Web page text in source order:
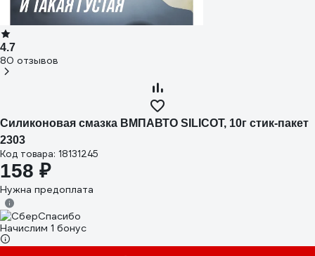
4.7
80 отзывов
Силиконовая смазка ВМПАВТО SILICOT, 10г стик-пакет
2303
Код товара: 18131245
158 ₽
Нужна предоплата
Начислим 1 бонус